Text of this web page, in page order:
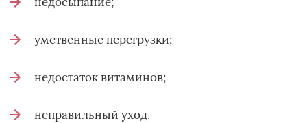
умственные перегрузки;
недостаток витаминов;
неправильный уход.